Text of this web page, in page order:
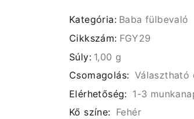
Kategória: Baba fülbevaló
Cikkszám: FGY29
Súly: 1,00 g
Csomagolás: Választható
Elérhetőség: 1-3
Kő színe: Fehér